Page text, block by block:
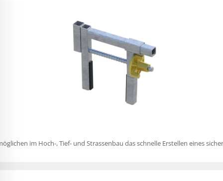
im Hoch-, Tief- und Strassenbau das schnelle Erstellen eines